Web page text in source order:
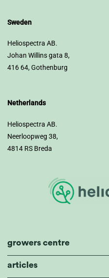
Sweden
Heliospectra AB.
Johan Willins gata 8,
416 64, Gothenburg
Netherlands
Heliospectra AB.
Neerloopweg 38,
4814 RS Breda
growers centre
articles